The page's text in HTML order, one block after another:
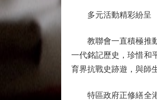
多元活動精彩紛呈
教聯會一直積極推動
一代銘記歷史，珍惜和
育界抗戰史跡遊，與師
特區政府正修繕全港